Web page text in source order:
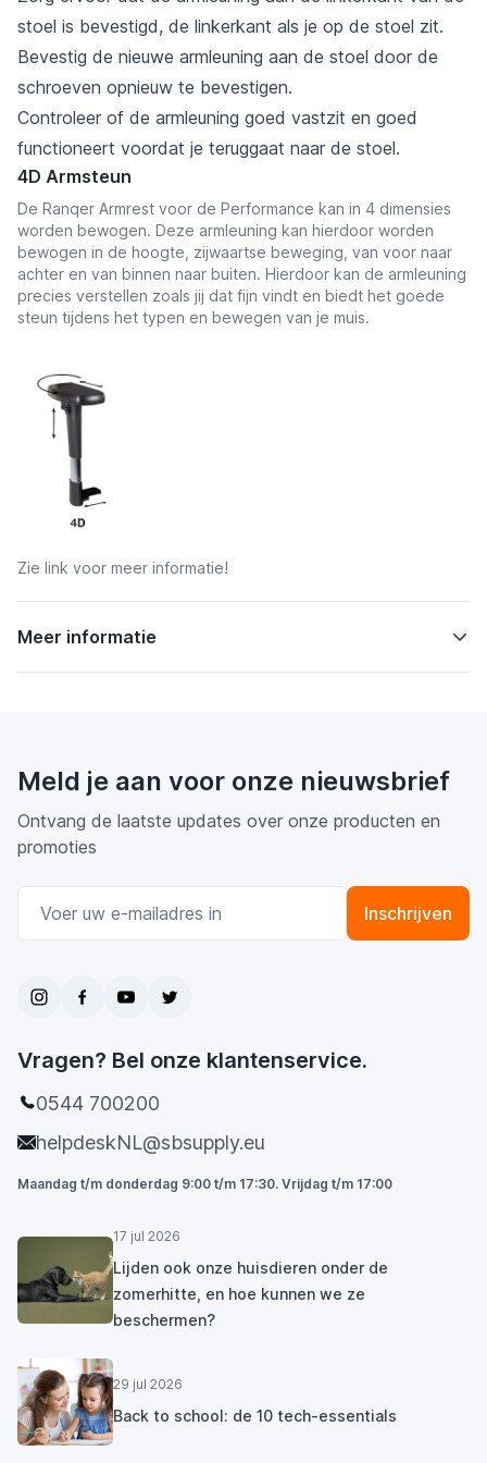
stoel is bevestigd, de linkerkant als je op de stoel zit.
Bevestig de nieuwe armleuning aan de stoel door de
schroeven opnieuw te bevestigen.
Controleer of de armleuning goed vastzit en goed
functioneert voordat je teruggaat naar de stoel.
4D Armsteun
De Ranqer Armrest voor de Performance kan in 4 dimensies
worden bewogen. Deze armleuning kan hierdoor worden
bewogen in de hoogte, zijwaartse beweging, van voor naar
achter en van binnen naar buiten. Hierdoor kan de armleuning
precies verstellen zoals jij dat fijn vindt en biedt het goede
steun tijdens het typen en bewegen van je muis.
Zie link voor meer informatie!
Meer informatie
Meld je aan voor onze nieuwsbrief
Ontvang de laatste updates over onze producten en
promoties
Inschrijven
Vragen? Bel onze klantenservice.
0544 700200
helpdeskNL@sbsupply.eu
Maandag t/m donderdag 9:00 t/m 17:30. Vrijdag t/m 17:00
17 jul 2026
Lijden ook onze huisdieren onder de
zomerhitte, en hoe kunnen we ze
beschermen?
29 jul 2026
Back to school: de 10 tech-essentials